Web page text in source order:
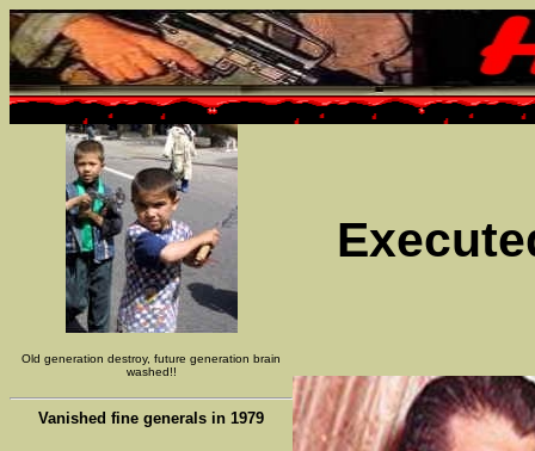
Old generation destroy, future generation brain
washed!!
Vanished fine generals in 1979